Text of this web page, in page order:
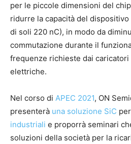
per le piccole dimensioni del
ridurre la capacità del dispositivo
di soli 220 nC), in modo da
commutazione durante il
frequenze richieste dai
elettriche.
Nel corso di APEC 2021, ON
presenterà una soluzione SiC per
industriali e proporrà seminari
soluzioni della società per la